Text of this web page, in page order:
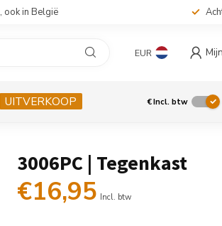
, ook in België
EUR
UITVERKOOP €Incl. btw
3006PC | Tegenkast
€16,95 Incl. btw